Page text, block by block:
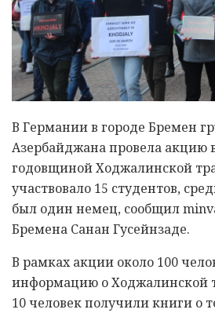
В Германии в городе Бремен
Азербайджана провела акцию
годовщиной Ходжалинской
участвовало 15 студентов,
был один немец, сообщил
Бремена Санан Гусейнзаде.
В рамках акции около 100
информацию о Ходжалинской
10 человек получили книги о